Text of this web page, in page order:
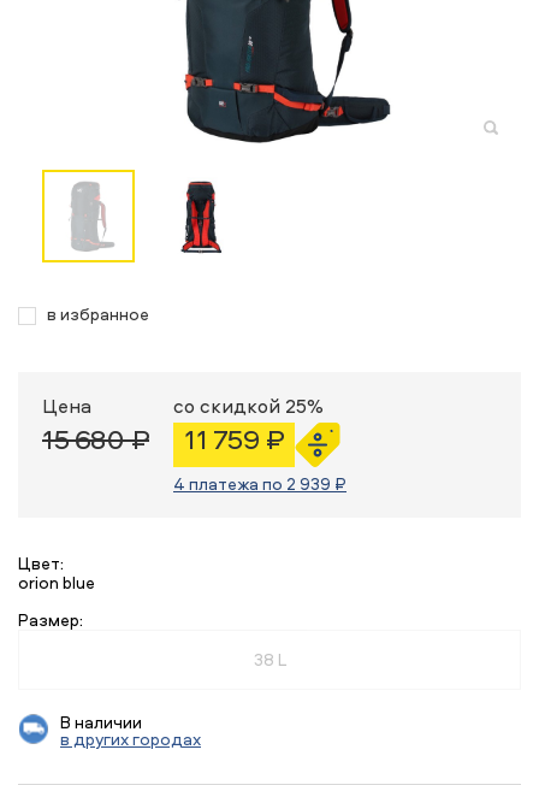
в избранное
Цена
15 680 ₽
со скидкой 25%
11 759 ₽
4 платежа по 2 939 ₽
Цвет:
orion blue
Размер:
38 L
В наличии
в других городах